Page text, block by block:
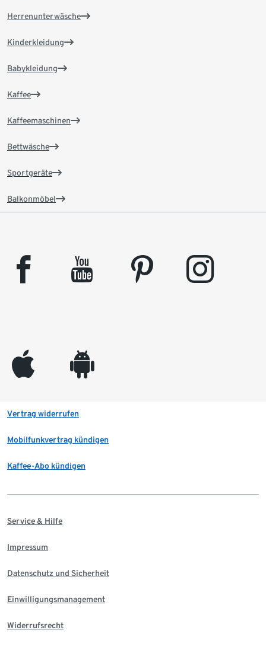
Herrenunterwäsche
Kinderkleidung
Babykleidung
Kaffee
Kaffeemaschinen
Bettwäsche
Sportgeräte
Balkonmöbel
facebook youtube pinterest instagram
appleinc android
Vertrag widerrufen
Mobilfunkvertrag kündigen
Kaffee-Abo kündigen
Service & Hilfe
Impressum
Datenschutz und Sicherheit
Einwilligungsmanagement
Widerrufsrecht